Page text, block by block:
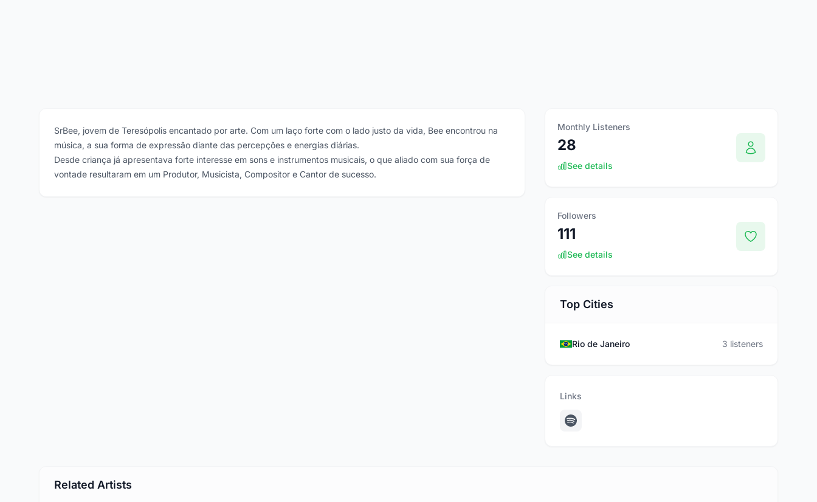
SrBee, jovem de Teresópolis encantado por arte. Com um laço forte com o lado justo da vida, Bee encontrou na
música, a sua forma de expressão diante das percepções e energias diárias.
Desde criança já apresentava forte interesse em sons e instrumentos musicais, o que aliado com sua força de
vontade resultaram em um Produtor, Musicista, Compositor e Cantor de sucesso.
Monthly Listeners
28
See details
Followers
111
See details
Top Cities
Rio de Janeiro 3 listeners
Links
Related Artists